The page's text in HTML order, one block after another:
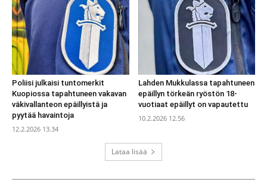
Poliisi julkaisi tuntomerkit
Kuopiossa tapahtuneen vakavan
väkivallanteon epäillyistä ja
pyytää havaintoja
12.2.2026 13.34
Lahden Mukkulassa tapahtuneen
epäillyn törkeän ryöstön 18-
vuotiaat epäillyt on vapautettu
10.2.2026 12.56
Lataa lisää